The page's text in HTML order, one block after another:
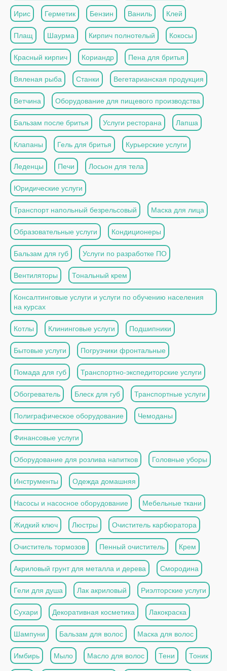
Ирис Герметик Бензин Ваниль Клей
Плащ Шаурма Кирпич полнотелый Кокосы
Красный кирпич Кориандр Пена для бритья
Вяленая рыба Станки Вегетарианская продукция
Ветчина Оборудование для пищевого производства
Бальзам после бритья Услуги ресторана Лапша
Клапаны Гель для бритья Курьерские услуги
Леденцы Печи Лосьон для тела
Юридические услуги
Транспорт напольный безрельсовый Маска для лица
Образовательные услуги Кондиционеры
Бальзам для губ Услуги по разработке ПО
Вентиляторы Тональный крем
Консалтинговые услуги и услуги по обучению населения
на курсах
Котлы Клининговые услуги Подшипники
Бытовые услуги Погрузчики фронтальные
Помада для губ Транспортно-экспедиторские услуги
Обогреватель Блеск для губ Транспортные услуги
Полиграфическое оборудование Чемоданы
Финансовые услуги
Оборудование для розлива напитков Головные уборы
Инструменты Одежда домашняя
Насосы и насосное оборудование Мебельные ткани
Жидкий ключ Люстры Очиститель карбюратора
Очиститель тормозов Пенный очиститель Крем
Акриловый грунт для металла и дерева Смородина
Гели для душа Лак акриловый Риэлторские услуги
Сухари Декоративная косметика Лакокраска
Шампуни Бальзам для волос Маска для волос
Имбирь Мыло Масло для волос Тени Тоник